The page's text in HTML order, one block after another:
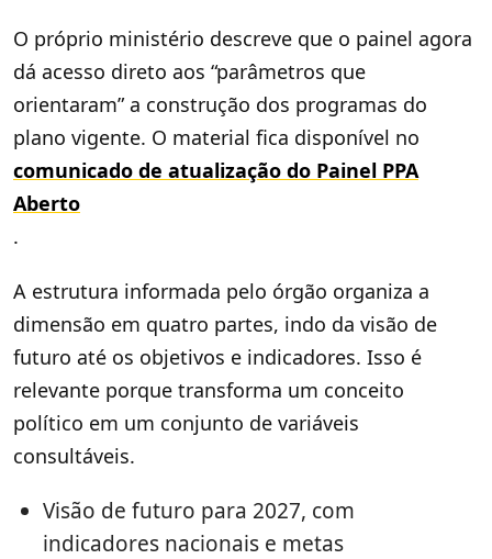
O próprio ministério descreve que o painel agora
dá acesso direto aos “parâmetros que
orientaram” a construção dos programas do
plano vigente. O material fica disponível no
comunicado de atualização do Painel PPA
Aberto
.
A estrutura informada pelo órgão organiza a
dimensão em quatro partes, indo da visão de
futuro até os objetivos e indicadores. Isso é
relevante porque transforma um conceito
político em um conjunto de variáveis
consultáveis.
Visão de futuro para 2027, com
indicadores nacionais e metas